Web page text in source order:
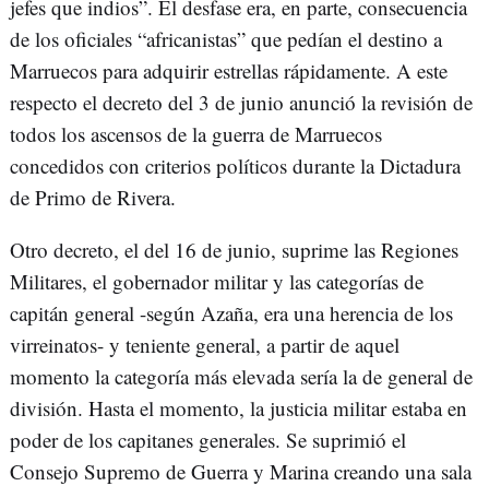
jefes que indios”. El desfase era, en parte, consecuencia
de los oficiales “africanistas” que pedían el destino a
Marruecos para adquirir estrellas rápidamente. A este
respecto el decreto del 3 de junio anunció la revisión de
todos los ascensos de la guerra de Marruecos
concedidos con criterios políticos durante la Dictadura
de Primo de Rivera.
Otro decreto, el del 16 de junio, suprime las Regiones
Militares, el gobernador militar y las categorías de
capitán general -según Azaña, era una herencia de los
virreinatos- y teniente general, a partir de aquel
momento la categoría más elevada sería la de general de
división. Hasta el momento, la justicia militar estaba en
poder de los capitanes generales. Se suprimió el
Consejo Supremo de Guerra y Marina creando una sala